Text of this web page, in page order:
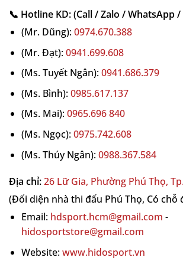
📞 Hotline KD: (Call / Zalo / WhatsApp
(Mr. Dũng):0974.670.388
(Mr. Đạt):0941.699.608
(Ms. Tuyết Ngân):0941.686.379
(Ms. Bình):0985.617.137
(Ms. Mai):0965.696 840
(Ms. Ngọc):0975.742.608
(Ms. Thúy Ngân):0988.367.584
Địa chỉ:26 Lữ Gia, Phường Phú Thọ,
(Đối diện nhà thi đấu Phú Thọ, Có chỗ
Email: hdsport.hcm@gmail.com -
hidosportstore@gmail.com
Website:www.hidosport.vn